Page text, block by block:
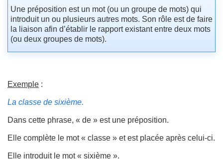
Une préposition est un mot (ou un groupe de mots) qui
introduit un ou plusieurs autres mots. Son rôle est de faire
la liaison afin d’établir le rapport existant entre deux mots
(ou deux groupes de mots).
Exemple :
La classe de sixième.
Dans cette phrase, « de » est une préposition.
Elle complète le mot « classe » et est placée après celui-ci.
Elle introduit le mot « sixième ».